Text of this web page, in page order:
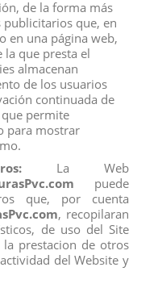
al por mayor.
, tu página de confianza.
Calificación
también
de la forma más
publicitarios que, en
en una página web,
que presta el
almacenan
de los usuarios
continuada de
permite
para mostrar
La Web
puede
que, por cuenta
, recopilaran
de uso del Site
prestacion de otros
del Website y